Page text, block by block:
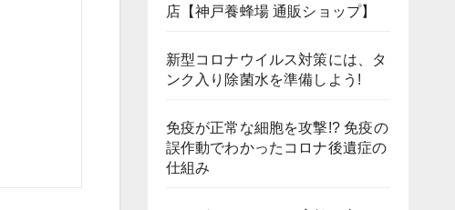
店【神戸養蜂場 通販ショップ】
新型コロナウイルス対策には、タ
ンク入り除菌水を準備しよう!
免疫が正常な細胞を攻撃!? 免疫の
誤作動でわかったコロナ後遺症の
仕組み